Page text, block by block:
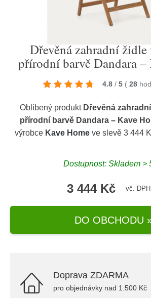
Dřevěná zahradní
přírodní barvě Dandara –
4.8 / 5 ( 28
Oblíbený produkt Dřevěná
přírodní barvě Dandara – Kave
výrobce Kave Home ve slevě 3 444
Dostupnost: Skladem >
3 444 Kč vč. DPH
DO OBCHODU
Doprava ZDARMA
pro objednávky nad 1.500 Kč